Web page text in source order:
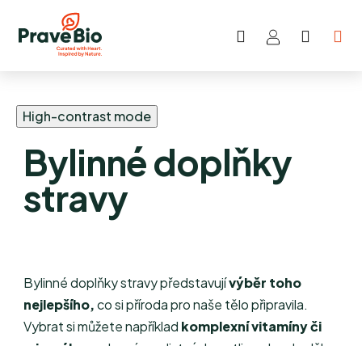
Přejít
Hledat
High-contrast mode
Bylinné doplňky
stravy
Bylinné doplňky stravy představujívýběr toho
nejlepšího,co si příroda pro naše tělo připravila.
Vybrat si můžete například komplexní vitamíny či